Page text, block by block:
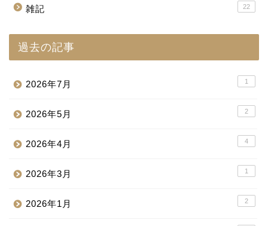
雑記 22
過去の記事
2026年7月 1
2026年5月 2
2026年4月 4
2026年3月 1
2026年1月 2